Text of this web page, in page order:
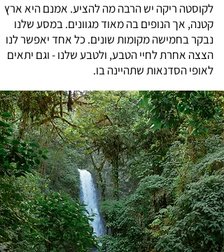
לקוסטה ריקה יש הרבה מה להציע. אמנם היא ארץ
קטנה, אך הנופים בה מאוד מגוונים. במסע שלנו
נבקר בחמישה מקומות שונים. כל אחד יאפשר לנו
הצצה אחרת לחיי הטבע, ולטבע שלנו - וגם יתאים
לאופי הסדנאות שתהיינה בו.